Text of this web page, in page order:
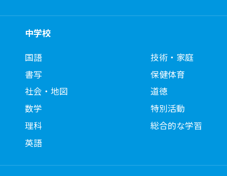
中学校
国語
書写
社会・地図
数学
理科
英語
技術・家庭
保健体育
道徳
特別活動
総合的な学習